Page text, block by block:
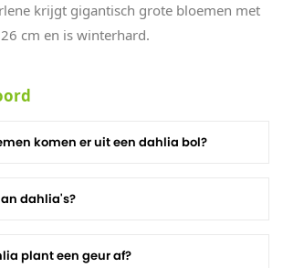
krijgt gigantisch grote bloemen met
cm en is winterhard.
komen er uit een dahlia bol?
dahlia's?
plant een geur af?